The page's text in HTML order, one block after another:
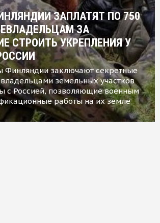
ЗАПЛАТЯТ ПО 750
ЗА
СТРОИТЬ УКРЕПЛЕНИЯ У
Финляндии заключают секретные
земельных участков
с Россией, позволяющие военным
работы на их земле